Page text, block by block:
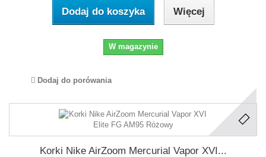
Dodaj do koszyka Więcej
W magazynie
Dodaj do porówania
Korki Nike AirZoom Mercurial Vapor XVI...